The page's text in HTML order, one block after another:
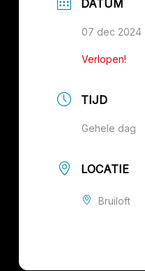
DATUM
07 dec 2024
Verlopen!
TIJD
Gehele dag
LOCATIE
Bruiloft